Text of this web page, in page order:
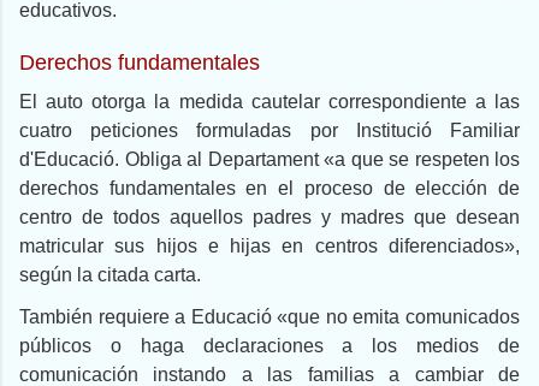
educativos.
Derechos fundamentales
El auto otorga la medida cautelar correspondiente a las
cuatro peticiones formuladas por Institució Familiar
d'Educació. Obliga al Departament «a que se respeten los
derechos fundamentales en el proceso de elección de
centro de todos aquellos padres y madres que desean
matricular sus hijos e hijas en centros diferenciados»,
según la citada carta.
También requiere a Educació «que no emita comunicados
públicos o haga declaraciones a los medios de
comunicación instando a las familias a cambiar de